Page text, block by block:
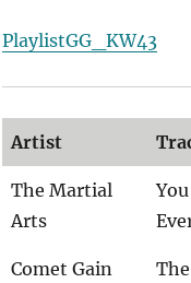
PlaylistGG_KW43
Artist
The Martial
Arts
Comet Gain